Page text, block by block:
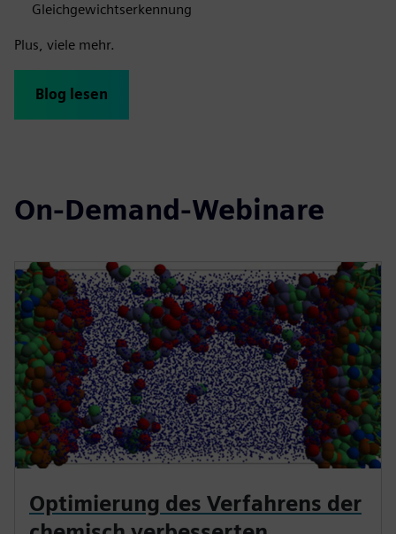
Gleichgewichtserkennung
Plus, viele mehr.
Blog lesen
On-Demand-Webinare
Optimierung des Verfahrens der